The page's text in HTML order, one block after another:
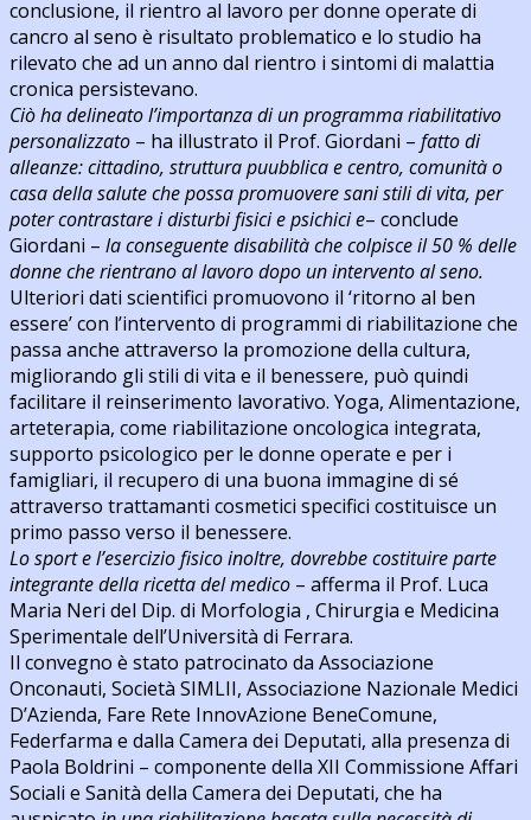
conclusione, il rientro al lavoro per donne operate di
cancro al seno è risultato problematico e lo studio ha
rilevato che ad un anno dal rientro i sintomi di malattia
cronica persistevano.
Ciò ha delineato l’importanza di un programma riabilitativo
personalizzato – ha illustrato il Prof. Giordani – fatto di
alleanze: cittadino, struttura puubblica e centro, comunità o
casa della salute che possa promuovere sani stili di vita, per
poter contrastare i disturbi fisici e psichici e– conclude
Giordani – la conseguente disabilità che colpisce il 50 % delle
donne che rientrano al lavoro dopo un intervento al seno.
Ulteriori dati scientifici promuovono il ‘ritorno al ben
essere’ con l’intervento di programmi di riabilitazione che
passa anche attraverso la promozione della cultura,
migliorando gli stili di vita e il benessere, può quindi
facilitare il reinserimento lavorativo. Yoga, Alimentazione,
arteterapia, come riabilitazione oncologica integrata,
supporto psicologico per le donne operate e per i
famigliari, il recupero di una buona immagine di sé
attraverso trattamanti cosmetici specifici costituisce un
primo passo verso il benessere.
Lo sport e l’esercizio fisico inoltre, dovrebbe costituire parte
integrante della ricetta del medico – afferma il Prof. Luca
Maria Neri del Dip. di Morfologia , Chirurgia e Medicina
Sperimentale dell’Università di Ferrara.
Il convegno è stato patrocinato da Associazione
Onconauti, Società SIMLII, Associazione Nazionale Medici
D’Azienda, Fare Rete InnovAzione BeneComune,
Federfarma e dalla Camera dei Deputati, alla presenza di
Paola Boldrini – componente della XII Commissione Affari
Sociali e Sanità della Camera dei Deputati, che ha